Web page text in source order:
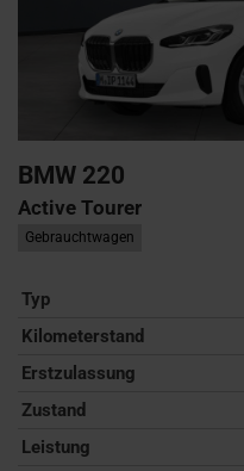
BMW 220
Active Tourer
Gebrauchtwagen
Typ
Kilometerstand
Erstzulassung
Zustand
Leistung